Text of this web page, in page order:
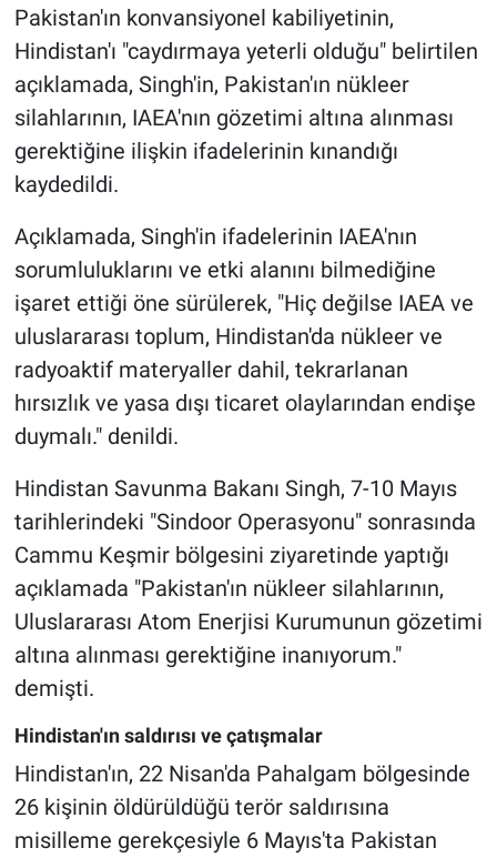
Pakistan'ın konvansiyonel kabiliyetinin,
Hindistan'ı "caydırmaya yeterli olduğu" belirtilen
açıklamada, Singh'in, Pakistan'ın nükleer
silahlarının, IAEA'nın gözetimi altına alınması
gerektiğine ilişkin ifadelerinin kınandığı
kaydedildi.
Açıklamada, Singh'in ifadelerinin IAEA'nın
sorumluluklarını ve etki alanını bilmediğine
işaret ettiği öne sürülerek, "Hiç değilse IAEA ve
uluslararası toplum, Hindistan'da nükleer ve
radyoaktif materyaller dahil, tekrarlanan
hırsızlık ve yasa dışı ticaret olaylarından endişe
duymalı." denildi.
Hindistan Savunma Bakanı Singh, 7-10 Mayıs
tarihlerindeki "Sindoor Operasyonu" sonrasında
Cammu Keşmir bölgesini ziyaretinde yaptığı
açıklamada "Pakistan'ın nükleer silahlarının,
Uluslararası Atom Enerjisi Kurumunun gözetimi
altına alınması gerektiğine inanıyorum."
demişti.
Hindistan'ın saldırısı ve çatışmalar
Hindistan'ın, 22 Nisan'da Pahalgam bölgesinde
26 kişinin öldürüldüğü terör saldırısına
misilleme gerekçesiyle 6 Mayıs'ta Pakistan